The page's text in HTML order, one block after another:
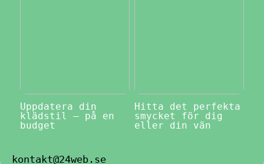
Uppdatera din
klädstil – på en
budget
Hitta det perfekta
smycket för dig
eller din vän
kontakt@24web.se